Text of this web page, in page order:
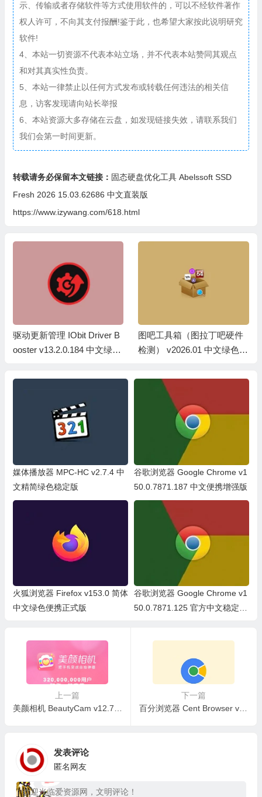
示、传输或者存储软件等方式使用软件的，可以不经软件著作
权人许可，不向其支付报酬!鉴于此，也希望大家按此说明研究
软件!
4、本站一切资源不代表本站立场，并不代表本站赞同其观点
和对其真实性负责。
5、本站一律禁止以任何方式发布或转载任何违法的相关信
息，访客发现请向站长举报
6、本站资源大多存储在云盘，如发现链接失效，请联系我们
我们会第一时间更新。
转载请务必保留本文链接： 固态硬盘优化工具 Abelssoft SSD
Fresh 2026 15.03.62686 中文直装版
https://www.izywang.com/618.html
图吧工具箱（图拉丁吧硬件
检测） v2026.01 中文绿色便
硬件信息检测工具 NWinfo v
1.5.4.0 绿色便携版
媒体播放器 MPC-HC v2.7.4 中
文精简绿色稳定版
谷歌浏览器 Google Chrome v1
50.0.7871.187 中文便携增强版
火狐浏览器 Firefox v153.0 简体
中文绿色便携正式版
谷歌浏览器 Google Chrome v1
50.0.7871.125 官方中文稳定
上一篇
美颜相机 BeautyCam v12.7.60 去广告破解版
下一篇
百分浏览器 Cent Browser v5.2.1168.83 官方安装版+便携版
发表评论
匿名网友